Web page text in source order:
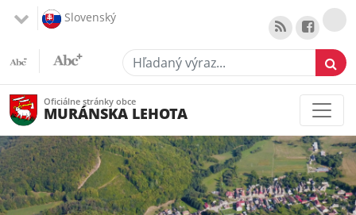
Slovenský
Hľadaný výraz...
Oficiálne stránky obce
MURÁNSKA LEHOTA